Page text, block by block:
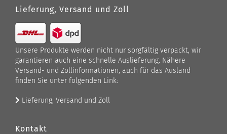
Lieferung, Versand und Zoll
Unsere Produkte werden nicht nur sorgfältig verpackt, wir
garantieren auch eine schnelle Auslieferung. Nähere
Versand- und Zollinformationen, auch für das Ausland
finden Sie unter folgenden Link:
Lieferung, Versand und Zoll
Kontakt